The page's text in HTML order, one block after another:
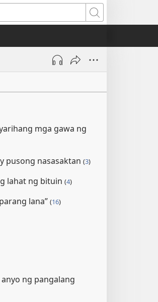
Hanapin
mga gawa ng
pusong nasasaktan (3)
lahat ng bituin (4)
lana” (16)
anyo ng pangalang